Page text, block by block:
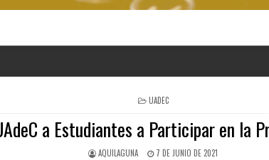
POSTED
IN
UADEC
a Estudiantes a Participar en la
AQUILAGUNA 7 DE JUNIO DE 2021